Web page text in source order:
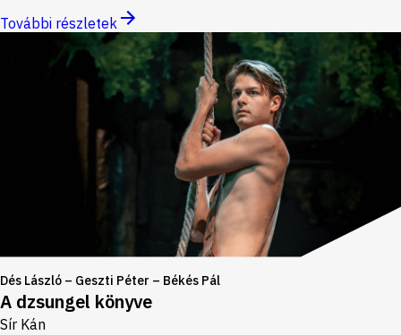
További részletek
Dés László – Geszti Péter – Békés Pál
A dzsungel könyve
Sír Kán